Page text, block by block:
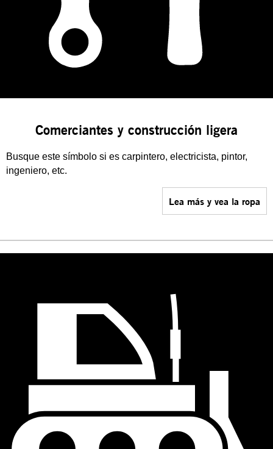
Comerciantes y construcción ligera
Busque este símbolo si es carpintero, electricista, pintor,
ingeniero, etc.
Lea más y vea la ropa